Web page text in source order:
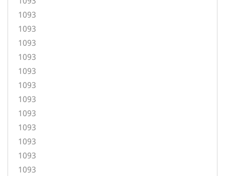
1093
1093
1093
1093
1093
1093
1093
1093
1093
1093
1093
1093